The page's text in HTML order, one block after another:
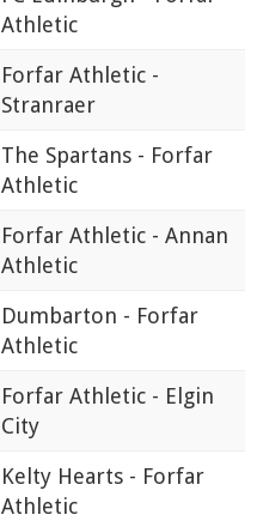
Athletic
Forfar Athletic -
Stranraer
The Spartans - Forfar
Athletic
Forfar Athletic - Annan
Athletic
Dumbarton - Forfar
Athletic
Forfar Athletic - Elgin
City
Kelty Hearts - Forfar
Athletic